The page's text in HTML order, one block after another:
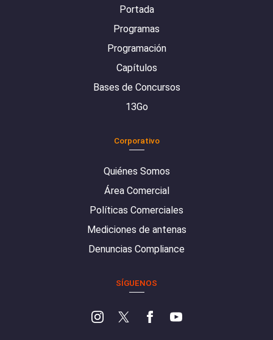
Portada
Programas
Programación
Capítulos
Bases de Concursos
13Go
Corporativo
Quiénes Somos
Área Comercial
Políticas Comerciales
Mediciones de antenas
Denuncias Compliance
SÍGUENOS